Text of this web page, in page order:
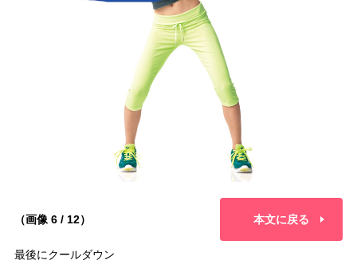
（画像 6 / 12） 本文に戻る
最後にクールダウン